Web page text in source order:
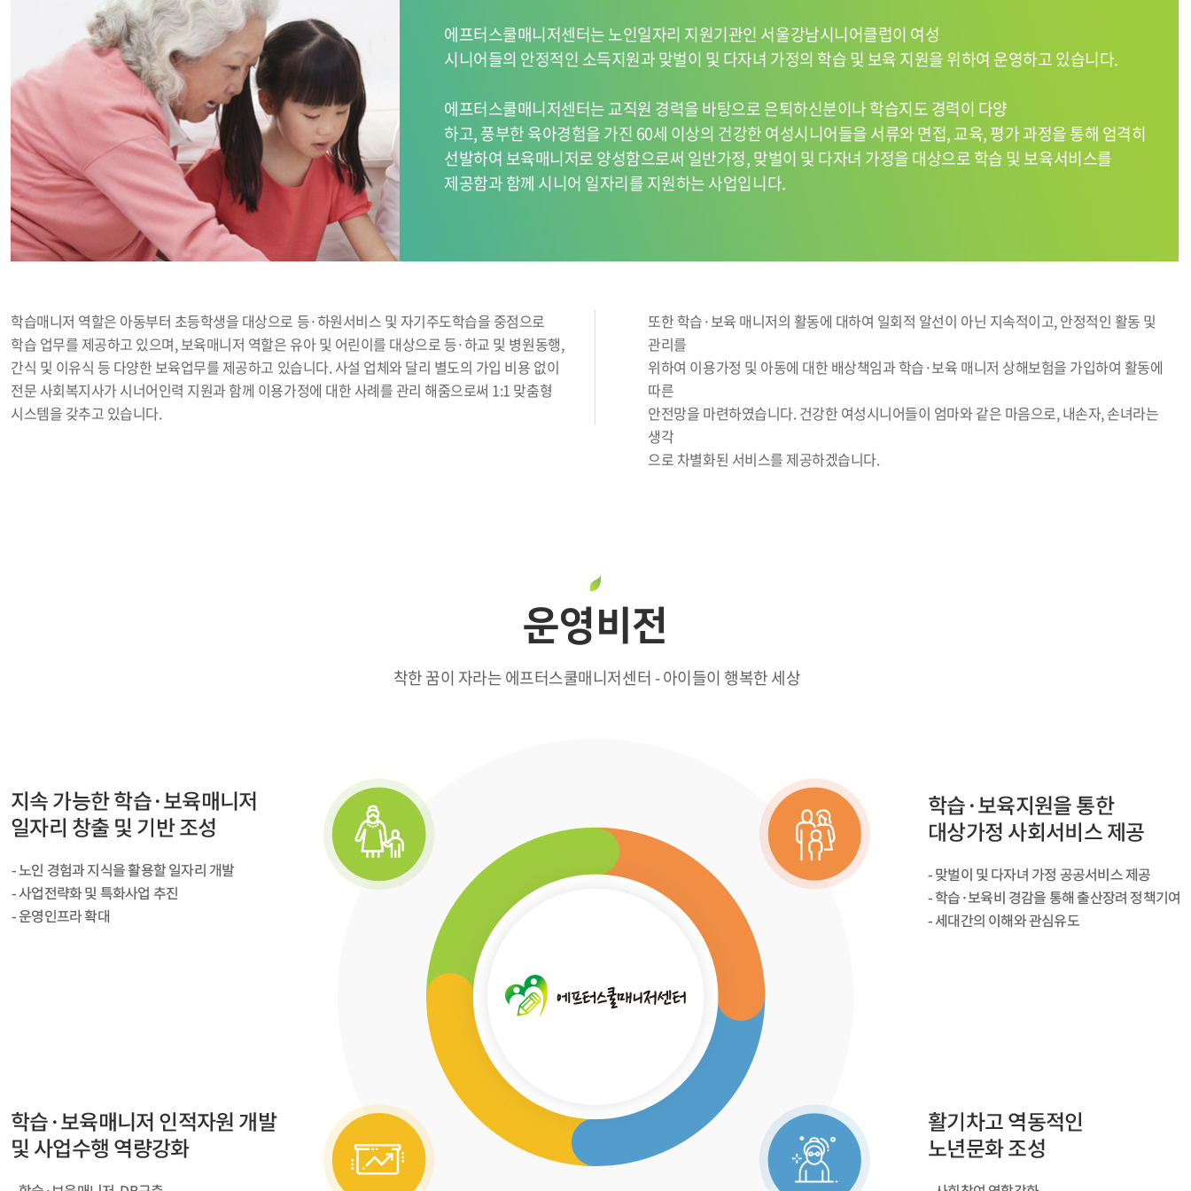
에프터스쿨매니저센터는 노인일자리 지원기관인 서울강남시니어클럽이 여성
시니어들의 안정적인 소득지원과 맞벌이 및 다자녀 가정의 학습 및 보육 지원을 위하여 운영하고 있습니다.
에프터스쿨매니저센터는 교직원 경력을 바탕으로 은퇴하신분이나 학습지도 경력이 다양
하고, 풍부한 육아경험을 가진 60세 이상의 건강한 여성시니어들을 서류와 면접, 교육, 평가 과정을 통해 엄격히
선발하여 보육매니저로 양성함으로써 일반가정, 맞벌이 및 다자녀 가정을 대상으로 학습 및 보육서비스를
제공함과 함께 시니어 일자리를 지원하는 사업입니다.
학습매니저 역할은 아동부터 초등학생을 대상으로 등·하원서비스 및 자기주도학습을 중점으로
학습 업무를 제공하고 있으며, 보육매니저 역할은 유아 및 어린이를 대상으로 등·하교 및 병원동행,
간식 및 이유식 등 다양한 보육업무를 제공하고 있습니다. 사설 업체와 달리 별도의 가입 비용 없이
전문 사회복지사가 시너어인력 지원과 함께 이용가정에 대한 사례를 관리 해줌으로써 1:1 맞춤형
시스템을 갖추고 있습니다.
또한 학습·보육 매니저의 활동에 대하여 일회적 알선이 아닌 지속적이고, 안정적인 활동 및
관리를
위하여 이용가정 및 아동에 대한 배상책임과 학습·보육 매니저 상해보험을 가입하여 활동에
따른
안전망을 마련하였습니다. 건강한 여성시니어들이 엄마와 같은 마음으로, 내손자, 손녀라는
생각
으로 차별화된 서비스를 제공하겠습니다.
운영비전
착한 꿈이 자라는 에프터스쿨매니저센터 - 아이들이 행복한 세상